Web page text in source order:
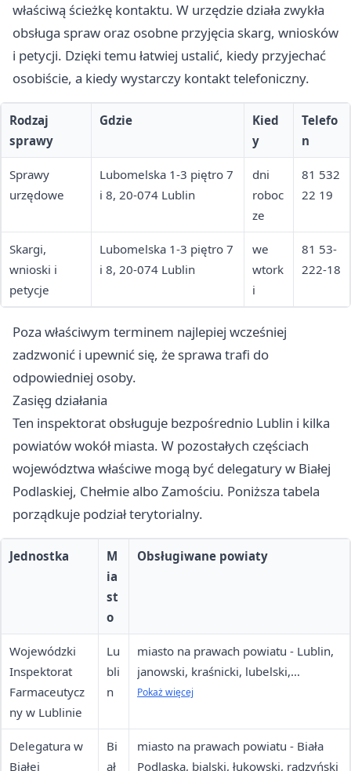
właściwą ścieżkę kontaktu. W urzędzie działa zwykła
obsługa spraw oraz osobne przyjęcia skarg, wniosków
i petycji. Dzięki temu łatwiej ustalić, kiedy przyjechać
osobiście, a kiedy wystarczy kontakt telefoniczny.
Rodzaj
sprawy
Gdzie
Kied
y
Telefo
n
Sprawy
urzędowe
Lubomelska 1-3 piętro 7
i 8, 20-074 Lublin
dni
roboc
ze
81 532
22 19
Skargi,
wnioski i
petycje
Lubomelska 1-3 piętro 7
i 8, 20-074 Lublin
we
wtork
i
81 53-
222-18
Poza właściwym terminem najlepiej wcześniej
zadzwonić i upewnić się, że sprawa trafi do
odpowiedniej osoby.
Zasięg działania
Ten inspektorat obsługuje bezpośrednio Lublin i kilka
powiatów wokół miasta. W pozostałych częściach
województwa właściwe mogą być delegatury w Białej
Podlaskiej, Chełmie albo Zamościu. Poniższa tabela
porządkuje podział terytorialny.
Jednostka
M
ia
st
o
Obsługiwane powiaty
Wojewódzki
Inspektorat
Farmaceutycz
ny w Lublinie
Lu
bli
n
miasto na prawach powiatu - Lublin,
janowski, kraśnicki, lubelski,
lubartowski, łęczyński, opolski,
Pokaż więcej
Delegatura w
Białej
Bi
ał
miasto na prawach powiatu - Biała
Podlaska, bialski, łukowski, radzyński